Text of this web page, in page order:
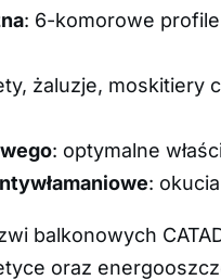
: 6-komorowe profile
żaluzje, moskitiery
: optymalne
:
balkonowych
oraz